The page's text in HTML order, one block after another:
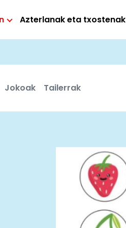
Azterlanak eta txostenak
Jokoak Tailerrak